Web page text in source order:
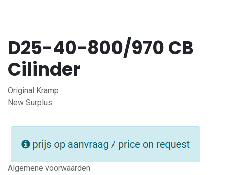
D25-40-800/970 CB
Cilinder
Original Kramp
New Surplus
Algemene voorwaarden